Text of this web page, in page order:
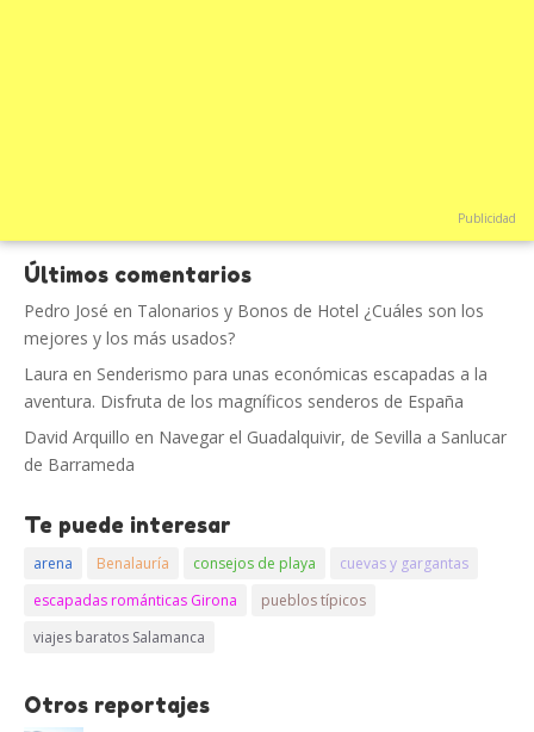
Publicidad
Últimos comentarios
Pedro José en Talonarios y Bonos de Hotel ¿Cuáles son los
mejores y los más usados?
Laura en Senderismo para unas económicas escapadas a la
aventura. Disfruta de los magníficos senderos de España
David Arquillo en Navegar el Guadalquivir, de Sevilla a Sanlucar
de Barrameda
Te puede interesar
arena Benalauría consejos de playa
cuevas y gargantas
escapadas románticas Girona
pueblos típicos
viajes baratos Salamanca
Otros reportajes